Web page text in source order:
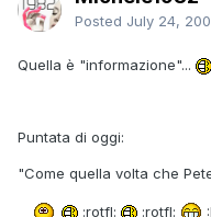
Posted July 24,
Quella è "informazione"...
Puntata di oggi:
"Come quella volta che
:rotfl: :rotfl: